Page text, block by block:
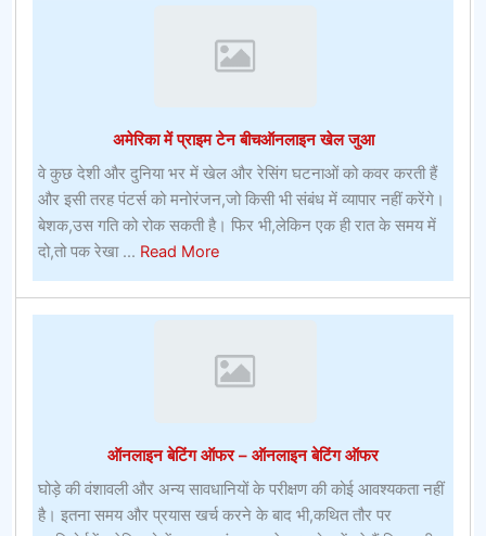
अमेरिका में प्राइम टेन बीचऑनलाइन खेल जुआ
वे कुछ देशी और दुनिया भर में खेल और रेसिंग घटनाओं को कवर करती हैं
और इसी तरह पंटर्स को मनोरंजन,जो किसी भी संबंध में व्यापार नहीं करेंगे।
बेशक,उस गति को रोक सकती है। फिर भी,लेकिन एक ही रात के समय में
दो,तो पक रेखा ... Read Moreabout
अमेरिका
में
टेन
बीचऑनलाइन
ऑनलाइन बेटिंग ऑफर – ऑनलाइन बेटिंग ऑफर
घोड़े की वंशावली और अन्य सावधानियों के परीक्षण की कोई आवश्यकता नहीं
है। इतना समय और प्रयास खर्च करने के बाद भी,कथित तौर पर